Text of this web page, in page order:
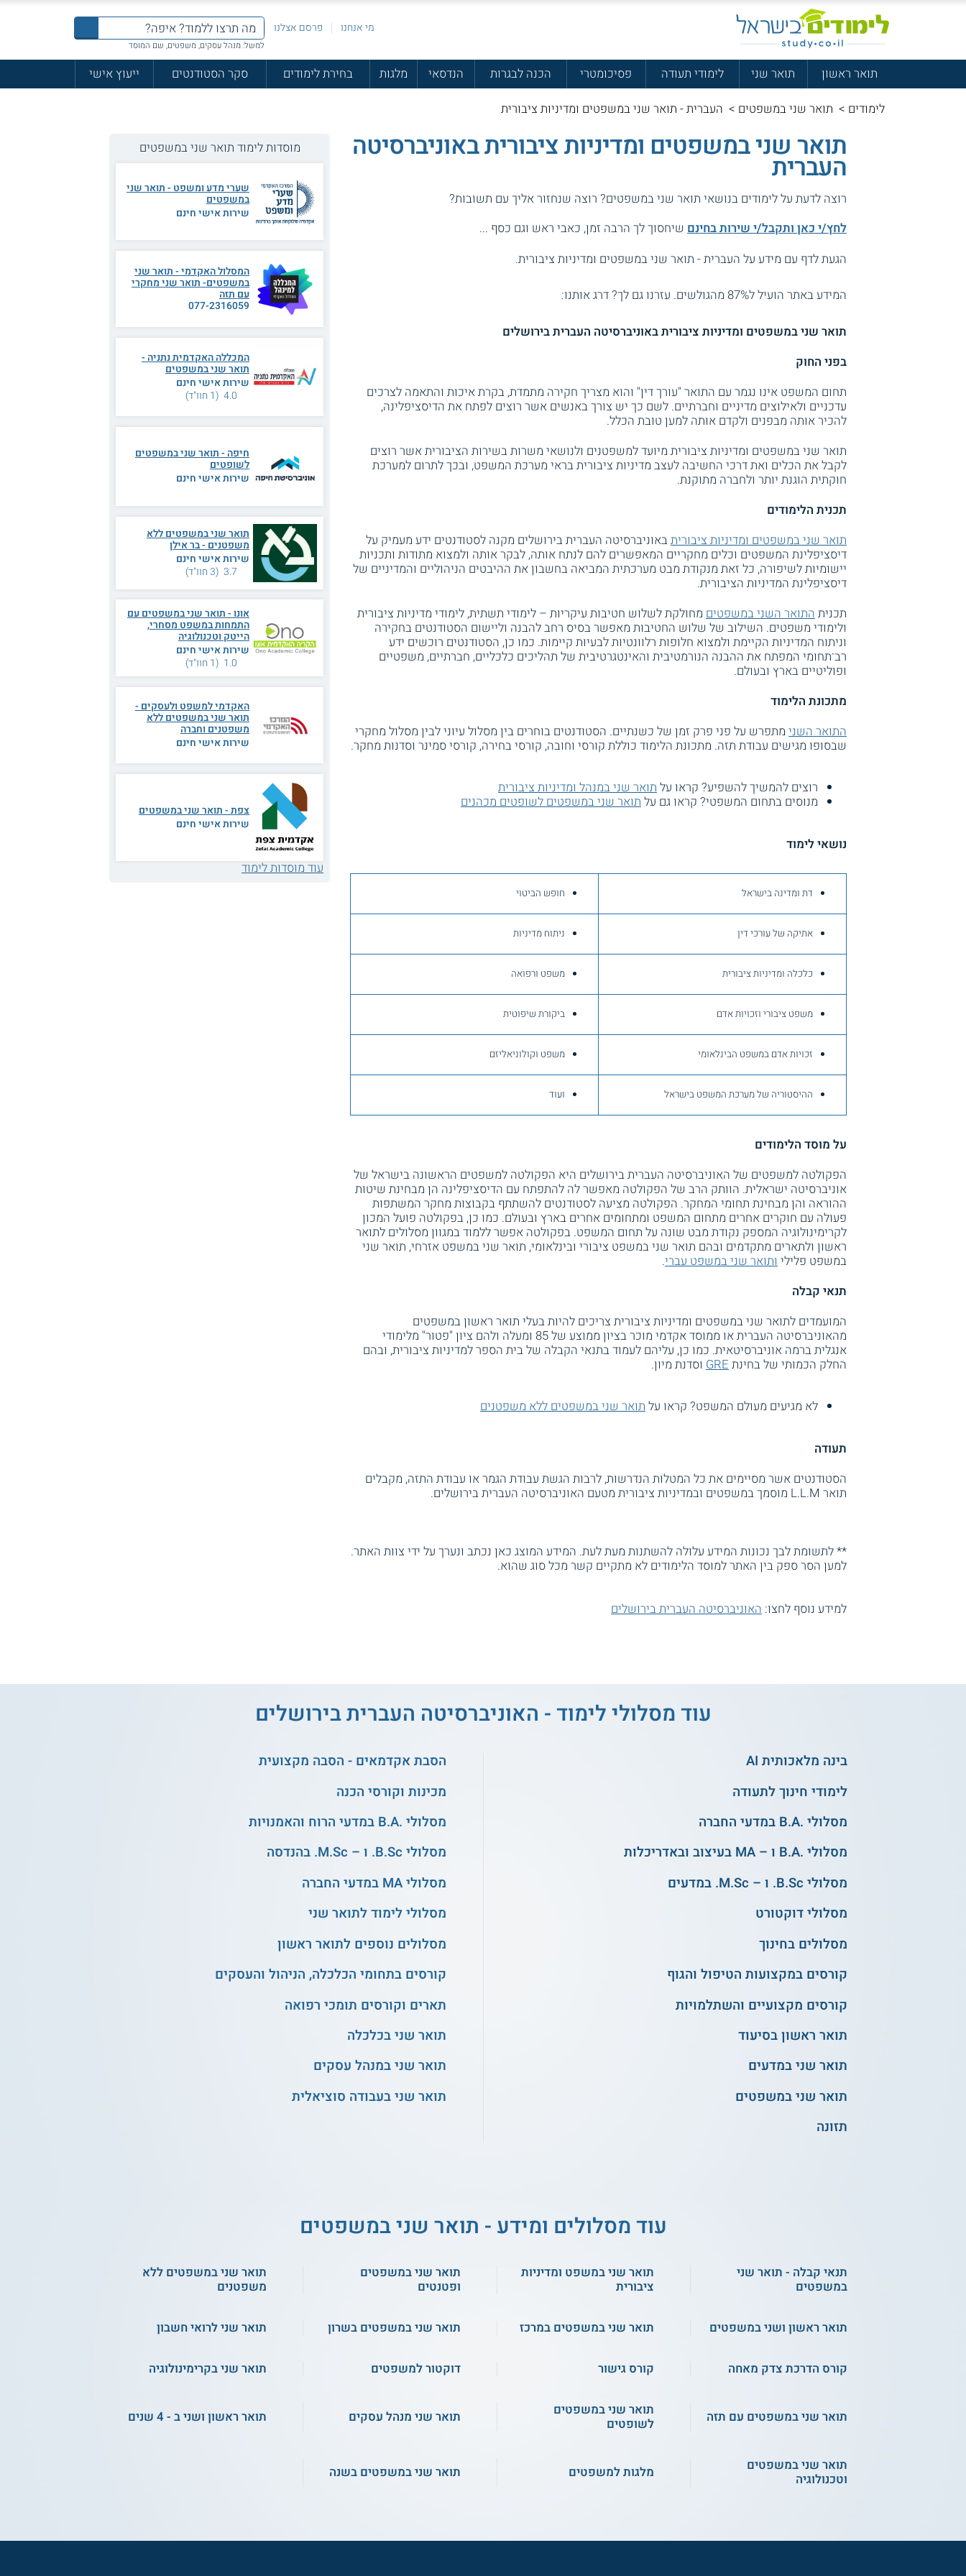
מי אנחנו פרסם אצלנו
למשל: מנהל עסקים, משפטים, שם המוסד
תואר ראשון תואר שני לימודי תעודה פסיכומטרי הכנה לבגרות הנדסאי מלגות בחירת לימודים סקר הסטודנטים
ייעוץ אישי
לימודים > תואר שני במשפטים > העברית - תואר שני במשפטים ומדיניות ציבורית
תואר שני במשפטים ומדיניות ציבורית באוניברסיטה
העברית
רוצה לדעת על לימודים בנושאי תואר שני במשפטים? רוצה שנחזור אליך עם תשובות?
לחץ/י כאן ותקבל/י שירות בחינם שיחסוך לך הרבה זמן, כאבי ראש וגם כסף ...
הגעת לדף עם מידע על העברית - תואר שני במשפטים ומדיניות ציבורית.
המידע באתר הועיל ל87% מהגולשים.
עזרנו גם לך? דרג אותנו:
תואר שני במשפטים ומדיניות ציבורית באוניברסיטה העברית בירושלים
בפני החוק
תחום המשפט אינו נגמר עם התואר "עורך דין" והוא מצריך חקירה מתמדת, בקרת איכות והתאמה לצרכים
עדכניים ולאילוצים מדיניים וחברתיים. לשם כך יש צורך באנשים אשר רוצים לפתח את הדיסציפלינה,
להכיר אותה מבפנים ולקדם אותה למען טובת הכלל.
תואר שני במשפטים ומדיניות ציבורית מיועד למשפטנים ולנושאי משרות בשירות הציבורית אשר רוצים
לקבל את הכלים ואת דרכי החשיבה לעצב מדיניות ציבורית בראי מערכת המשפט, ובכך לתרום למערכת
חוקתית הוגנת יותר ולחברה מתוקנת.
תכנית הלימודים
תואר שני במשפטים ומדיניות ציבוריתבאוניברסיטה העברית בירושלים מקנה לסטודנטים ידע מעמיק על
דיסציפלינת המשפטים וכלים מחקריים המאפשרים להם לנתח אותה, לבקר אותה ולמצוא מתודות ותכניות
יישומיות לשיפורה, כל זאת מנקודת מבט מערכתית המביאה בחשבון את ההיבטים הניהוליים והמדיניים של
דיסציפלינת המדיניות הציבורית.
תכניתהתואר השני במשפטים מחולקת לשלוש חטיבות עיקריות – לימודי תשתית, לימודי מדיניות ציבורית
ולימודי משפטים. השילוב של שלוש החטיבות מאפשר בסיס רחב להבנה וליישום הסטודנטים בחקירה
וניתוח המדיניות הקיימת ולמצוא חלופות רלוונטיות לבעיות קיימות. כמו כן, הסטודנטים רוכשים ידע
רב־תחומי המפתח את ההבנה הנורמטיבית והאינטגרטיבית של תהליכים כלכליים, חברתיים, משפטיים
ופוליטיים בארץ ובעולם.
מתכונת הלימוד
התואר השני מתפרש על פני פרק זמן של כשנתיים. הסטודנטים בוחרים בין מסלול עיוני לבין מסלול מחקרי
שבסופו מגישים עבודת תזה. מתכונת הלימוד כוללת קורסי וחובה, קורסי בחירה, קורסי סמינר וסדנות מחקר.
רוצים להמשיך להשפיע? קראו עלתואר שני במנהל ומדיניות ציבורית
מנוסים בתחום המשפטי? קראו גם עלתואר שני במשפטים לשופטים מכהנים
נושאי לימוד
דת ומדינה בישראל חופש הביטוי
אתיקה של עורכי דין ניתוח מדיניות
כלכלה ומדיניות ציבורית משפט ורפואה
משפט ציבורי וזכויות אדם ביקורת שיפוטית
זכויות אדם במשפט הבינלאומי משפט וקולוניאליזם
ההיסטוריה של מערכת המשפט בישראל ועוד
על מוסד הלימודים
הפקולטה למשפטים של האוניברסיטה העברית בירושלים היא הפקולטה למשפטים הראשונה בישראל של
אוניברסיטה ישראלית. הוותק הרב של הפקולטה מאפשר לה להתפתח עם הדיסציפלינה הן מבחינת שיטות
ההוראה והן מבחינת תחומי המחקר. הפקולטה מציעה לסטודנטים להשתתף בקבוצות מחקר המשתפות
פעולה עם חוקרים אחרים מתחום המשפט ומתחומים אחרים בארץ ובעולם. כמו כן, בפקולטה פועל המכון
לקרימינולוגיה המספק נקודת מבט שונה על תחום המשפט. בפקולטה אפשר ללמוד במגוון מסלולים לתואר
ראשון ולתארים מתקדמים ובהם תואר שני במשפט ציבורי ובינלאומי, תואר שני במשפט אזרחי, תואר שני
במשפט פליליותואר שני במשפט עברי.
תנאי קבלה
המועמדים לתואר שני במשפטים ומדיניות ציבורית צריכים להיות בעלי תואר ראשון במשפטים
מהאוניברסיטה העברית או ממוסד אקדמי מוכר בציון ממוצע של 85 ומעלה ולהם ציון "פטור" מלימודי
אנגלית ברמה אוניברסיטאית. כמו כן, עליהם לעמוד בתנאי הקבלה של בית הספר למדיניות ציבורית, ובהם
החלק הכמותי של בחינתGRE וסדנת מיון.
לא מגיעים מעולם המשפט? קראו על תואר שני במשפטים ללא משפטנים
תעודה
הסטודנטים אשר מסיימים את כל המטלות הנדרשות, לרבות הגשת עבודת הגמר או עבודת התזה, מקבלים
תואר L.L.M מוסמך במשפטים ובמדיניות ציבורית מטעם האוניברסיטה העברית בירושלים.
** לתשומת לבך נכונות המידע עלולה להשתנות מעת לעת. המידע המוצג כאן נכתב ונערך על ידי צוות האתר.
למען הסר ספק בין האתר למוסד הלימודים לא מתקיים קשר מכל סוג שהוא.
למידע נוסף לחצו: האוניברסיטה העברית בירושלים
מוסדות לימוד תואר שני במשפטים
שערי מדע ומשפט - תואר שני
במשפטים
שירות אישי חינם
המסלול האקדמי - תואר שני
במשפטים- תואר שני מחקרי
עם תזה
077-2316059
המכללה האקדמית נתניה -
תואר שני במשפטים
שירות אישי חינם
4.0 (1 חוו"ד)
חיפה - תואר שני במשפטים
לשופטים
שירות אישי חינם
תואר שני במשפטים ללא
משפטנים - בר אילן
שירות אישי חינם
3.7 (3 חוו"ד)
אונו - תואר שני במשפטים עם
התמחות במשפט מסחרי,
הייטק וטכנולוגיה
שירות אישי חינם
1.0 (1 חוו"ד)
האקדמי למשפט ולעסקים -
תואר שני במשפטים ללא
משפטנים וחברה
שירות אישי חינם
צפת - תואר שני במשפטים
שירות אישי חינם
עוד מוסדות לימוד
עוד מסלולי לימוד - האוניברסיטה העברית בירושלים
בינה מלאכותית AI
לימודי חינוך לתעודה
מסלולי .B.A במדעי החברה
מסלולי .B.A ו – MA בעיצוב ובאדריכלות
מסלולי B.Sc. ו – M.Sc. במדעים
מסלולי דוקטורט
מסלולים בחינוך
קורסים במקצועות הטיפול והגוף
קורסים מקצועיים והשתלמויות
תואר ראשון בסיעוד
תואר שני במדעים
תואר שני במשפטים
תזונה
הסבת אקדמאים - הסבה מקצועית
מכינות וקורסי הכנה
מסלולי .B.A במדעי הרוח והאמנויות
מסלולי B.Sc. ו – M.Sc. בהנדסה
מסלולי MA במדעי החברה
מסלולי לימוד לתואר שני
מסלולים נוספים לתואר ראשון
קורסים בתחומי הכלכלה, הניהול והעסקים
תארים וקורסים תומכי רפואה
תואר שני בכלכלה
תואר שני במנהל עסקים
תואר שני בעבודה סוציאלית
עוד מסלולים ומידע - תואר שני במשפטים
תנאי קבלה - תואר שני
במשפטים
תואר שני במשפט ומדיניות
ציבורית
תואר שני במשפטים
ופטנטים
תואר שני במשפטים ללא
משפטנים
תואר ראשון ושני במשפטים תואר שני במשפטים במרכז תואר שני במשפטים בשרון תואר שני לרואי חשבון
קורס הדרכת צדק מאחה קורס גישור דוקטור למשפטים תואר שני בקרימינולוגיה
תואר שני במשפטים עם תזה
תואר שני במשפטים
לשופטים
תואר שני מנהל עסקים תואר ראשון ושני ב - 4 שנים
תואר שני במשפטים
וטכנולוגיה
מלגות למשפטים תואר שני במשפטים בשנה